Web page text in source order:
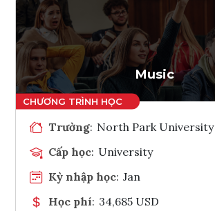
Ghi danh
Tham vấn Interlink
Music
Trường: North Park University
Cấp học: University
Kỳ nhập học: Jan
Học phí: 34,685 USD